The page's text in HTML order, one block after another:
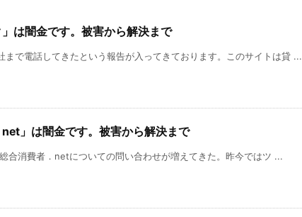
」は闇金です。被害から解決まで
まで電話してきたという報告が入ってきております。このサイトは貸 ...
net」は闇金です。被害から解決まで
合消費者．netについての問い合わせが増えてきた。昨今ではツ ...